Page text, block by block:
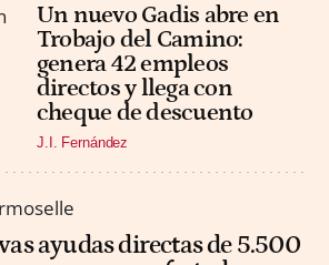
Un nuevo Gadis abre en
Trobajo del Camino:
genera 42 empleos
directos y llega con
cheque de descuento
J.I. Fernández
ayudas directas de 5.500